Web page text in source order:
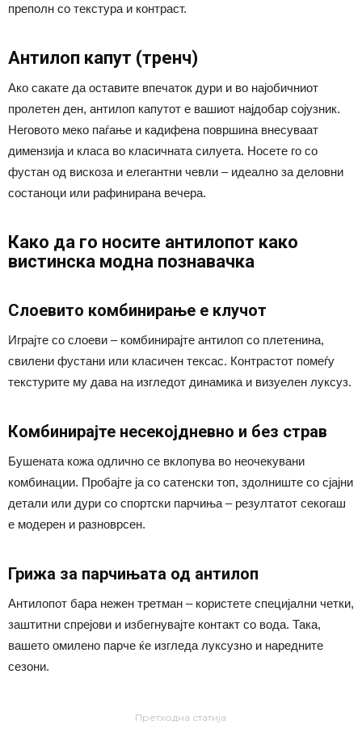
преполн со текстура и контраст.
Антилоп капут (тренч)
Ако сакате да оставите впечаток дури и во најобичниот
пролетен ден, антилоп капутот е вашиот најдобар сојузник.
Неговото меко паѓање и кадифена површина внесуваат
димензија и класа во класичната силуета. Носете го со
фустан од вискоза и елегантни чевли – идеално за деловни
состаноци или рафинирана вечера.
Како да го носите антилопот како
вистинска модна познавачка
Слоевито комбинирање е клучот
Играјте со слоеви – комбинирајте антилоп со плетенина,
свилени фустани или класичен тексас. Контрастот помеѓу
текстурите му дава на изгледот динамика и визуелен луксуз.
Комбинирајте несекојдневно и без страв
Бушената кожа одлично се вклопува во неочекувани
комбинации. Пробајте ја со сатенски топ, здолниште со сјајни
детали или дури со спортски парчиња – резултатот секогаш
е модерен и разноврсен.
Грижа за парчињата од антилоп
Антилопот бара нежен третман – користете специјални четки,
заштитни спрејови и избегнувајте контакт со вода. Така,
вашето омилено парче ќе изгледа луксузно и наредните
сезони.
Претходна статија